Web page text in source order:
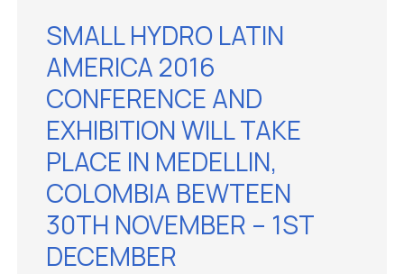
SMALL HYDRO LATIN
AMERICA 2016
CONFERENCE AND
EXHIBITION WILL TAKE
PLACE IN MEDELLIN,
COLOMBIA BEWTEEN
30TH NOVEMBER – 1ST
DECEMBER